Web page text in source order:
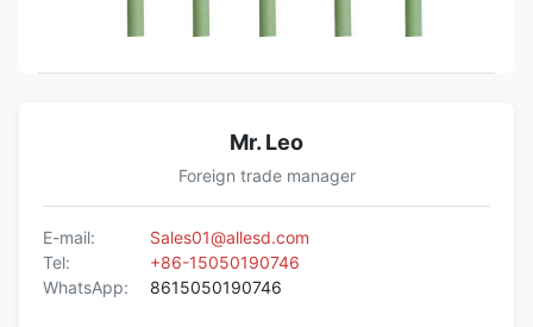
Mr. Leo
Foreign trade manager
E-mail:
Sales01@allesd.com
Tel:
+86-15050190746
WhatsApp:
8615050190746